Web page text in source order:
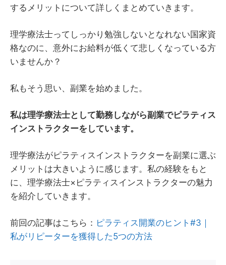
するメリットについて詳しくまとめていきます。
理学療法士ってしっかり勉強しないとなれない国家資
格なのに、意外にお給料が低くて悲しくなっている方
いませんか？
私もそう思い、副業を始めました。
私は理学療法士として勤務しながら副業でピラティス
インストラクターをしています。
理学療法がピラティスインストラクターを副業に選ぶ
メリットは大きいように感じます。私の経験をもと
に、理学療法士×ピラティスインストラクターの魅力
を紹介していきます。
前回の記事はこちら： ピラティス開業のヒント#3｜
私がリピーターを獲得した5つの方法